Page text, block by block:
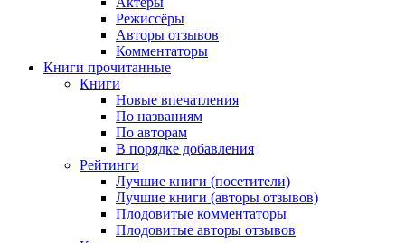
Режиссёры
Авторы отзывов
Комментаторы
Книги прочитанные
Книги
Новые впечатления
По названиям
По авторам
В порядке добавления
Рейтинги
Лучшие книги (посетители)
Лучшие книги (авторы отзывов)
Плодовитые комментаторы
Плодовитые авторы отзывов